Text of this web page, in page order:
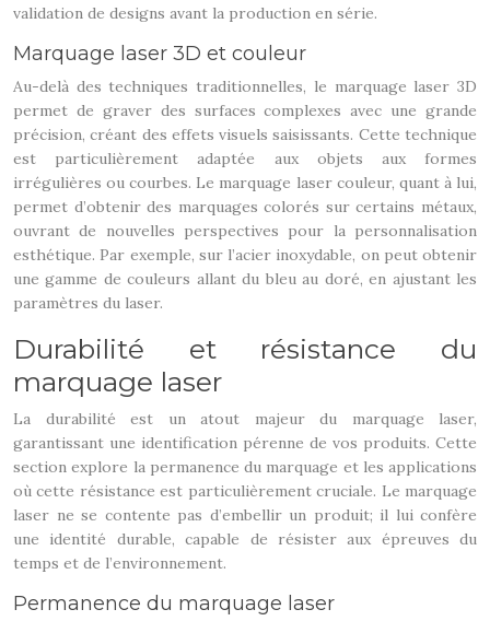
validation de designs avant la production en série.
Marquage laser 3D et couleur
Au-delà des techniques traditionnelles, le marquage laser 3D
permet de graver des surfaces complexes avec une grande
précision, créant des effets visuels saisissants. Cette technique
est particulièrement adaptée aux objets aux formes
irrégulières ou courbes. Le marquage laser couleur, quant à lui,
permet d’obtenir des marquages colorés sur certains métaux,
ouvrant de nouvelles perspectives pour la personnalisation
esthétique. Par exemple, sur l’acier inoxydable, on peut obtenir
une gamme de couleurs allant du bleu au doré, en ajustant les
paramètres du laser.
Durabilité et résistance du
marquage laser
La durabilité est un atout majeur du marquage laser,
garantissant une identification pérenne de vos produits. Cette
section explore la permanence du marquage et les applications
où cette résistance est particulièrement cruciale. Le marquage
laser ne se contente pas d’embellir un produit; il lui confère
une identité durable, capable de résister aux épreuves du
temps et de l’environnement.
Permanence du marquage laser